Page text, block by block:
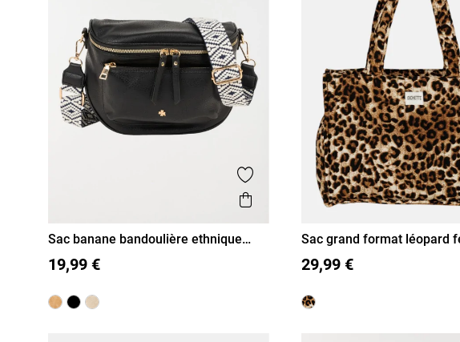
Ajouter aux favoris
Aperçu rapide
T U
Sac banane bandoulière ethnique
19,99 € T U
Sac grand format léopard
29,99 €